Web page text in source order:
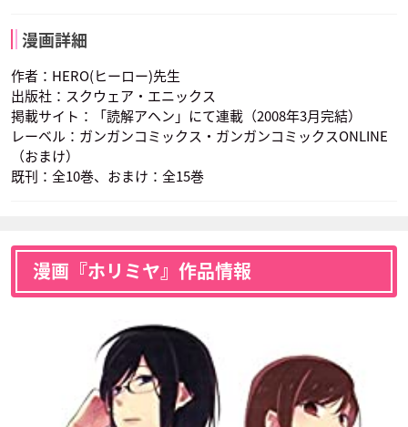
漫画詳細
作者：HERO(ヒーロー)先生
出版社：スクウェア・エニックス
掲載サイト：「読解アヘン」にて連載（2008年3月完結）
レーベル：ガンガンコミックス・ガンガンコミックスONLINE
（おまけ）
既刊：全10巻、おまけ：全15巻
漫画『ホリミヤ』作品情報